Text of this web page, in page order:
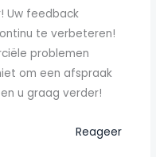
Uw feedback
te verbeteren!
problemen
om een afspraak
u graag verder!
Reageer